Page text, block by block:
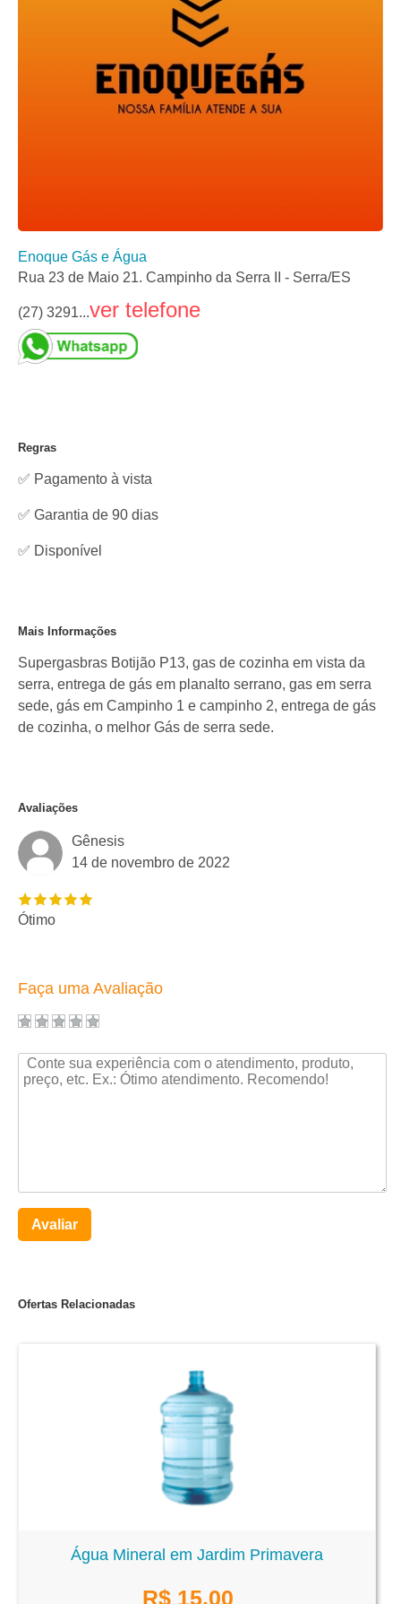
Enoque Gás e Água
Rua 23 de Maio 21. Campinho da Serra II - Serra/ES
(27) 3291...ver telefone
Regras
✅ Pagamento à vista
✅ Garantia de 90 dias
✅ Disponível
Mais Informações
Supergasbras Botijão P13, gas de cozinha em vista da
serra, entrega de gás em planalto serrano, gas em serra
sede, gás em Campinho 1 e campinho 2, entrega de gás
de cozinha, o melhor Gás de serra sede.
Avaliações
Gênesis
14 de novembro de 2022
Ótimo
Faça uma Avaliação
Avaliar
Ofertas Relacionadas
Água Mineral em Jardim Primavera
R$ 15,00